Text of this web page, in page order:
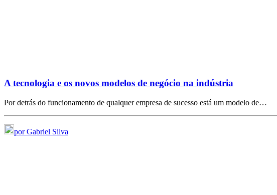
A tecnologia e os novos modelos de negócio na indústria
Por detrás do funcionamento de qualquer empresa de sucesso está um modelo de…
por Gabriel Silva